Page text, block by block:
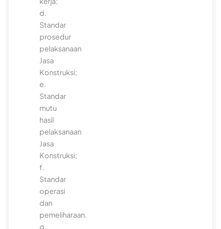
d.
Standar
prosedur
pelaksanaan
Jasa
Konstruksi;
e.
Standar
mutu
hasil
pelaksanaan
Jasa
Konstruksi;
f.
Standar
operasi
dan
pemeliharaan.
g.